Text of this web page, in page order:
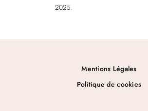
2025.
Mentions Légales
Politique de cookies